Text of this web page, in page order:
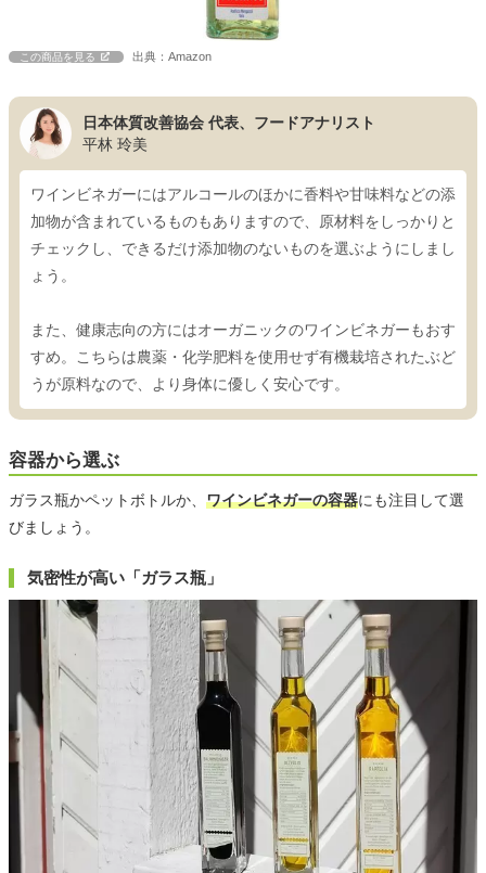
この商品を見る 出典：Amazon
日本体質改善協会 代表、フードアナリスト
平林 玲美
ワインビネガーにはアルコールのほかに香料や甘味料などの添
加物が含まれているものもありますので、原材料をしっかりと
チェックし、できるだけ添加物のないものを選ぶようにしまし
ょう。
また、健康志向の方にはオーガニックのワインビネガーもおす
すめ。こちらは農薬・化学肥料を使用せず有機栽培されたぶど
うが原料なので、より身体に優しく安心です。
容器から選ぶ
ガラス瓶かペットボトルか、 ワインビネガーの容器にも注目して選
びましょう。
気密性が高い「ガラス瓶」